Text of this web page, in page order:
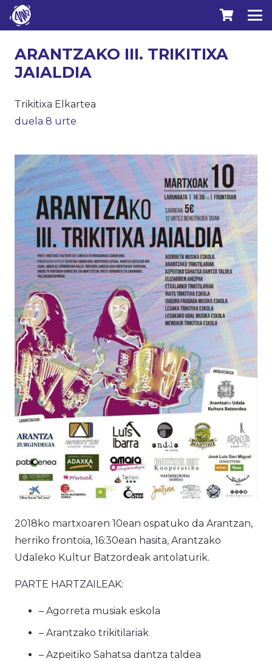
ARANTZAKO III. TRIKITIXA
JAIALDIA
Trikitixa Elkartea
duela 8 urte
2018ko martxoaren 10ean ospatuko da Arantzan,
herriko frontoia, 16:30ean hasita, Arantzako
Udaleko Kultur Batzordeak antolaturik.
PARTE HARTZAILEAK:
– Agorreta musiak eskola
– Arantzako trikitilariak
– Azpeitiko Sahatsa dantza taldea